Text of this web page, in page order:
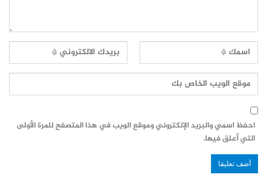
احفظ اسمي والبريد الإلكتروني وموقع الويب في هذا المتصفح للمرة الأولى
التي أعلق فيها.